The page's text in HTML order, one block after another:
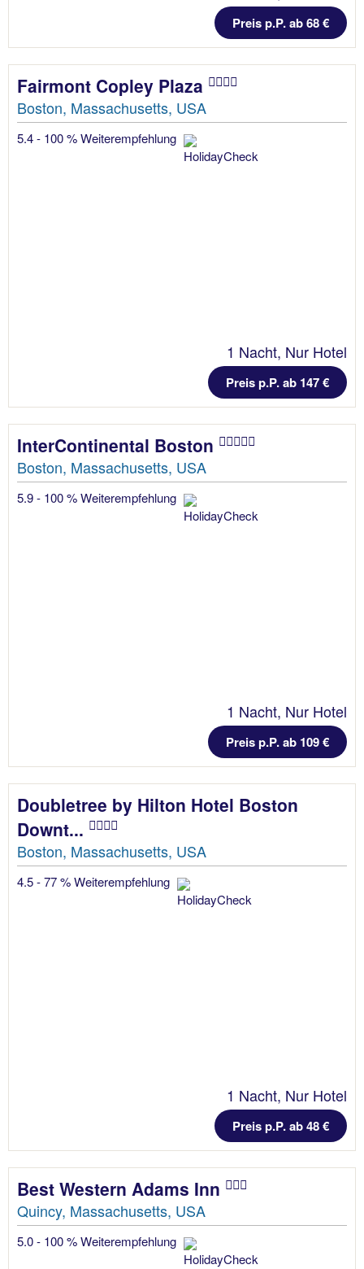
Preis p.P. ab 68 €
Fairmont Copley Plaza
Boston, Massachusetts, USA
5.4 - 100 % Weiterempfehlung
1 Nacht, Nur Hotel
Preis p.P. ab 147 €
InterContinental Boston
Boston, Massachusetts, USA
5.9 - 100 % Weiterempfehlung
1 Nacht, Nur Hotel
Preis p.P. ab 109 €
Doubletree by Hilton Hotel Boston
Downt...
Boston, Massachusetts, USA
4.5 - 77 % Weiterempfehlung
1 Nacht, Nur Hotel
Preis p.P. ab 48 €
Best Western Adams Inn
Quincy, Massachusetts, USA
5.0 - 100 % Weiterempfehlung